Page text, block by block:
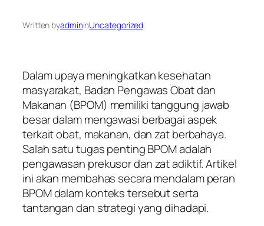
Written byadmininUncategorized
Dalam upaya meningkatkan kesehatan
masyarakat, Badan Pengawas Obat dan
Makanan (BPOM) memiliki tanggung jawab
besar dalam mengawasi berbagai aspek
terkait obat, makanan, dan zat berbahaya.
Salah satu tugas penting BPOM adalah
pengawasan prekusor dan zat adiktif. Artikel
ini akan membahas secara mendalam peran
BPOM dalam konteks tersebut serta
tantangan dan strategi yang dihadapi.